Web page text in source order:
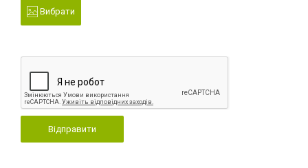
Вибрати
Відправити